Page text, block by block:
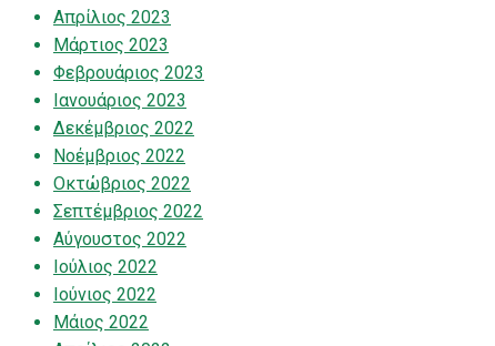
Απρίλιος 2023
Μάρτιος 2023
Φεβρουάριος 2023
Ιανουάριος 2023
Δεκέμβριος 2022
Νοέμβριος 2022
Οκτώβριος 2022
Σεπτέμβριος 2022
Αύγουστος 2022
Ιούλιος 2022
Ιούνιος 2022
Μάιος 2022